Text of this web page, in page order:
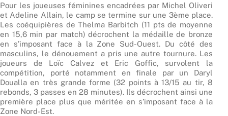
Pour les joueuses féminines encadrées par Michel Oliveri
et Adeline Allain, le camp se termine sur une 3ème place.
Les coéquipières de Thelma Barbitch (11 pts de moyenne
en 15,6 min par match) décrochent la médaille de bronze
en s’imposant face à la Zone Sud-Ouest. Du côté des
masculins, le dénouement a pris une autre tournure. Les
joueurs de Loïc Calvez et Eric Goffic, survolent la
compétition, porté notamment en finale par un Daryl
Doualla en très grande forme (32 points à 13/15 au tir, 8
rebonds, 3 passes en 28 minutes). Ils décrochent ainsi une
première place plus que méritée en s’imposant face à la
Zone Nord-Est.